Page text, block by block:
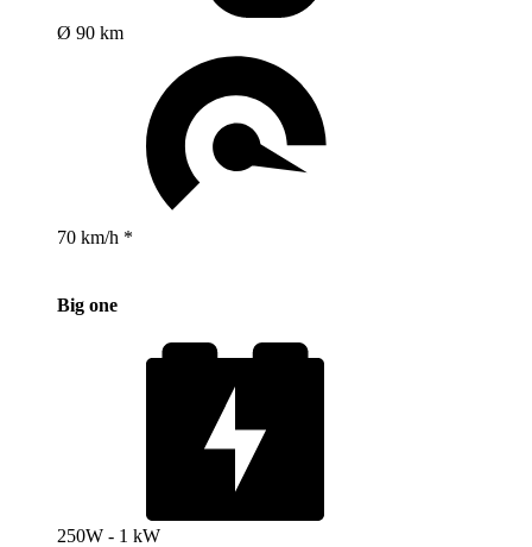
Ø 90 km
70 km/h *
Big one
250W - 1 kW